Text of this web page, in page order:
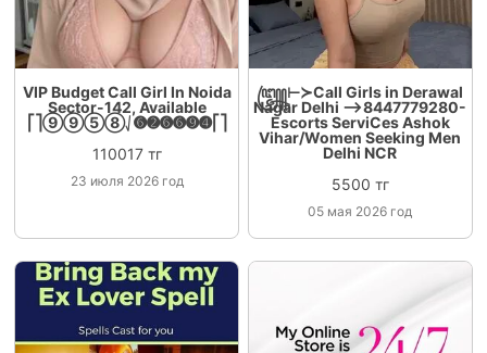
VIP Budget Call Girl In Noida
Sector-142, Available
⎡⎤⑨⑨⑤⑧⎷➏➋➏➏➒➍⎡⎤
110017 тг
23 июля 2026 год
꧅⊢≻Call Girls in Derawal
Nagar Delhi –>8447779280-
Escorts ServiCes Ashok
Vihar/Women Seeking Men
Delhi NCR
5500 тг
05 мая 2026 год